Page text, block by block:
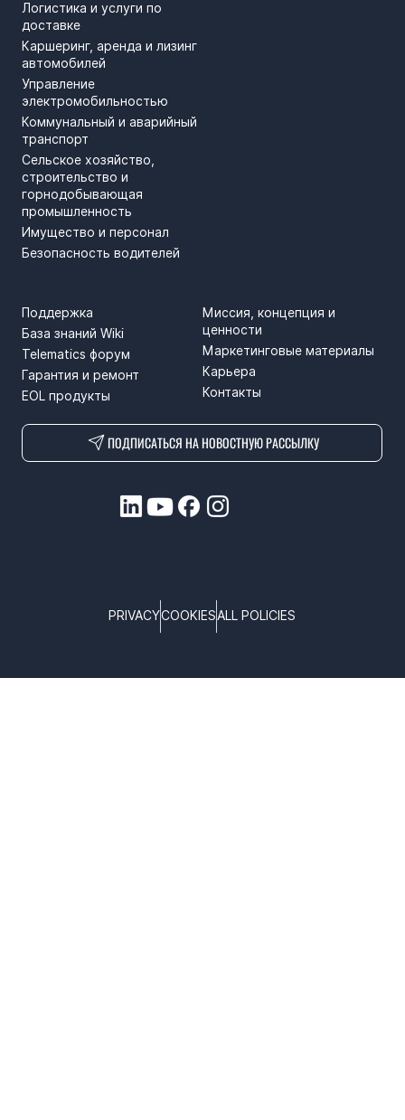
Логистика и услуги по
доставке
Каршеринг, аренда и лизинг
автомобилей
Управление
электромобильностью
Коммунальный и аварийный
транспорт
Сельское хозяйство,
строительство и
горнодобывающая
промышленность
Имущество и персонал
Безопасность водителей
Миссия, концепция и
ценности
Маркетинговые материалы
Карьера
Контакты
Поддержка
База знаний Wiki
Telematics форум
Гарантия и ремонт
EOL продукты
ПОДПИСАТЬСЯ НА НОВОСТНУЮ РАССЫЛКУ
PRIVACYCOOKIESALL POLICIES